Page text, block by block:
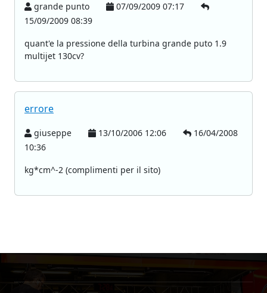
grande punto
07/09/2009 07:17
15/09/2009 08:39
quant'e la pressione della turbina grande puto 1.9
multijet 130cv?
errore
giuseppe 13/10/2006 12:06
16/04/2008
10:36
kg*cm^-2 (complimenti per il sito)